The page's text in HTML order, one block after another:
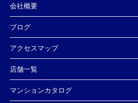
会社概要
ブログ
アクセスマップ
店舗一覧
マンションカタログ